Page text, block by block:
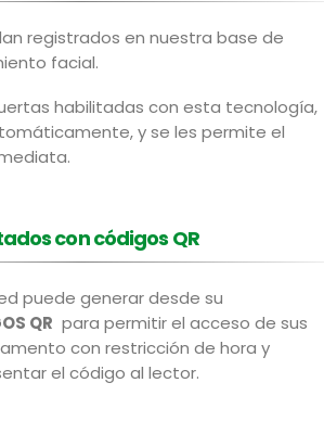
registrados en nuestra base de
facial.
habilitadas con esta tecnología,
y se les permite el
con códigos QR
puede generar desde su
QR para permitir el acceso de sus
con restricción de hora y
el código al lector.